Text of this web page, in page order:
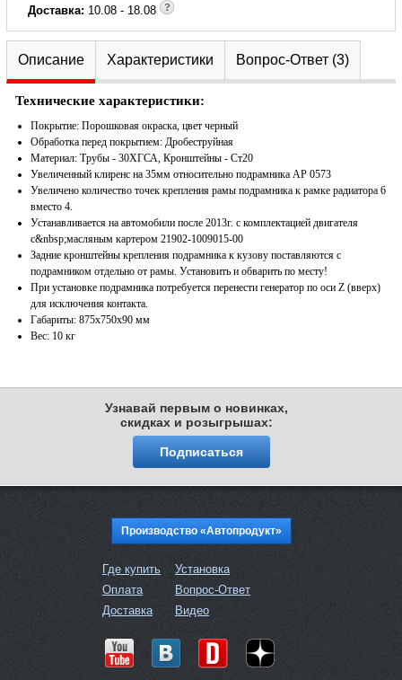
Доставка: 10.08 - 18.08
Описание Характеристики Вопрос-Ответ (3)
Технические характеристики:
Покрытие: Порошковая окраска, цвет черный
Обработка перед покрытием: Дробеструйная
Материал: Трубы - 30ХГСА, Кронштейны - Ст20
Увеличенный клиренс на 35мм относительно подрамника АР 0573
Увеличено количество точек крепления рамы подрамника к рамке радиатора 6
вместо 4.
Устанавливается на автомобили после 2013г. с комплектацией двигателя
с&nbsp;масляным картером 21902-1009015-00
Задние кронштейны крепления подрамника к кузову поставляются с
подрамником отдельно от рамы. Установить и обварить по месту!
При установке подрамника потребуется перенести генератор по оси Z (вверх)
для исключения контакта.
Габариты: 875х750х90 мм
Вес: 10 кг
Узнавай первым о новинках,
скидках и розыгрышах:
Подписаться
Производство «Автопродукт»
Где купить
Оплата
Доставка
Установка
Вопрос-Ответ
Видео